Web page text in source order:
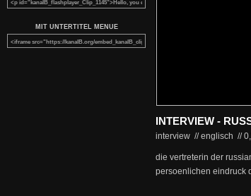
MIT UNTERTITEL MENUE
INTERVIEW -
interview // englisch //
die vertreterin der
persoenlichen eindruck